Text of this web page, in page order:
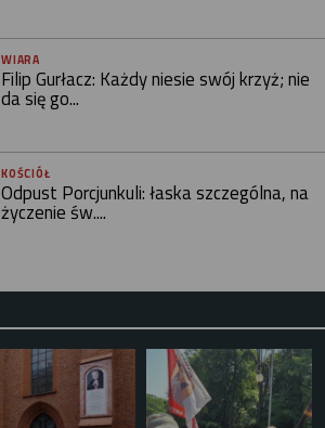
WIARA
Filip Gurłacz: Każdy niesie swój krzyż; nie
da się go...
KOŚCIÓŁ
Odpust Porcjunkuli: łaska szczególna, na
życzenie św....